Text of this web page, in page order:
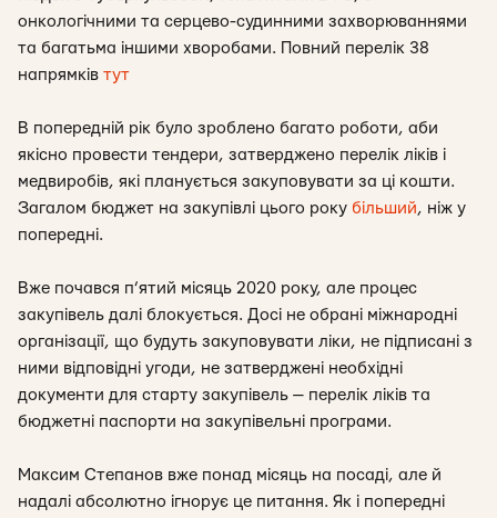
онкологічними та серцево-судинними захворюваннями
та багатьма іншими хворобами. Повний перелік 38
напрямків тут
В попередній рік було зроблено багато роботи, аби
якісно провести тендери, затверджено перелік ліків і
медвиробів, які планується закуповувати за ці кошти.
Загалом бюджет на закупівлі цього року більший, ніж у
попередні.
Вже почався п’ятий місяць 2020 року, але процес
закупівель далі блокується. Досі не обрані міжнародні
організації, що будуть закуповувати ліки, не підписані з
ними відповідні угоди, не затверджені необхідні
документи для старту закупівель — перелік ліків та
бюджетні паспорти на закупівельні програми.
Максим Степанов вже понад місяць на посаді, але й
надалі абсолютно ігнорує це питання. Як і попередні